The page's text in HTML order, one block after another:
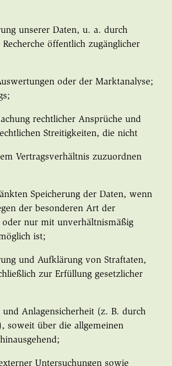
unserer Daten, u. a. durch
öffentlich zugänglicher
oder der Marktanalyse;
rechtlicher Ansprüche und
Streitigkeiten, die nicht
Vertragsverhältnis zuzuordnen
Speicherung der Daten, wenn
der besonderen Art der
oder nur mit unverhältnismäßig
ist;
und Aufklärung von Straftaten,
zur Erfüllung gesetzlicher
Anlagensicherheit (z. B. durch
soweit über die allgemeinen
Untersuchungen sowie